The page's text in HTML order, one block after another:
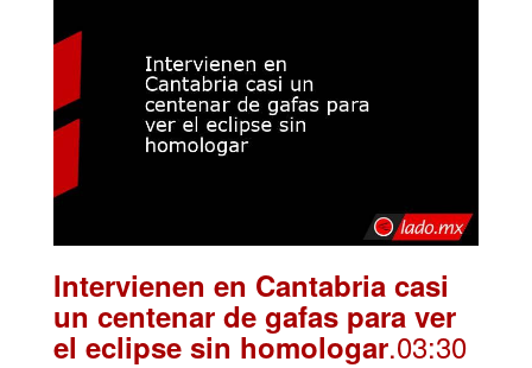
Intervienen en Cantabria casi
un centenar de gafas para ver
el eclipse sin homologar.03:30